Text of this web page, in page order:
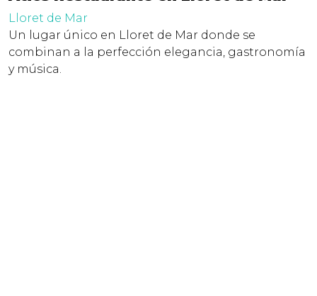
Lloret de Mar
Un lugar único en Lloret de Mar donde se
combinan a la perfección elegancia, gastronomía
y música.